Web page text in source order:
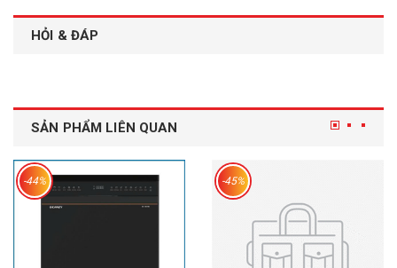
HỎI & ĐÁP
SẢN PHẨM LIÊN QUAN
-44% -45%